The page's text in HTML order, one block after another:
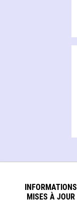
INFORMATIONS
MISES À JOUR